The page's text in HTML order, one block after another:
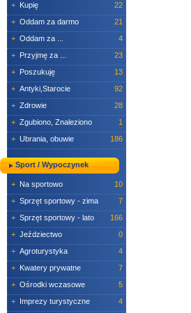
+ Kupię
22
+ Oddam za darmo
21
+ Oddam za ...
4
+ Przyjmę za ...
23
+ Poszukuję
13
+ Antyki,Starocie
92
+ Zdrowie
28
+ Zgubiono, Znaleziono
1
+ Ubrania, obuwie 186
Sport / Wypoczynek
+ Na sportowo
10
+ Sprzęt sportowy - zima
7
+ Sprzęt sportowy - lato
166
+ Jeździectwo
0
+ Agroturystyka
4
+ Kwatery prywatne
7
+ Ośrodki wczasowe
5
+ Imprezy turystyczne
4